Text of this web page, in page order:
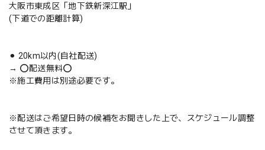
大阪市東成区「地下鉄新深江駅」
(下道での距離計算)
⚫︎ 20km以内(自社配送)
→ ⭕️配送無料⭕️
※施工費用は別途必要です。
※配送はご希望日時の候補をお聞きした上で、スケジュール調整
させて頂きます。